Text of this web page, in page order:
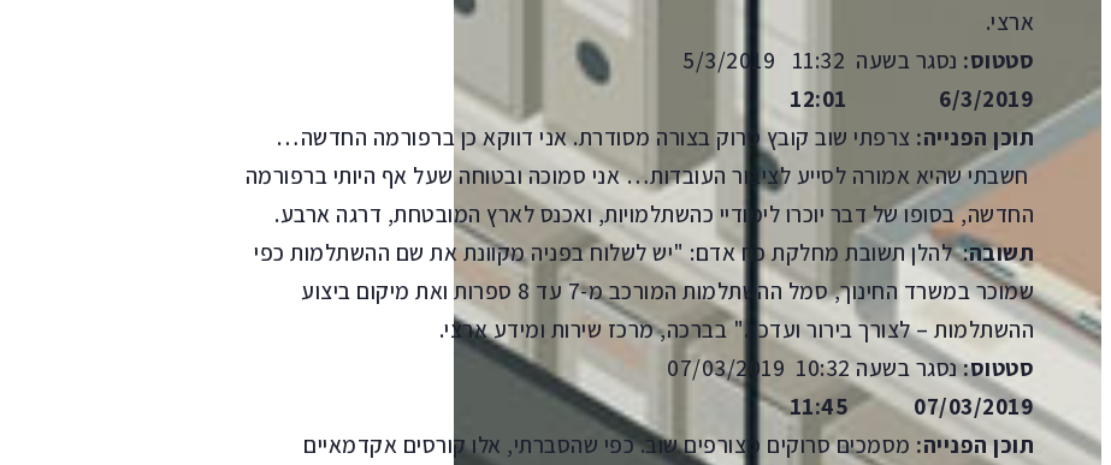
ארצי.
סטטוס: נסגר בשעה 11:32 5/3/2019
6/3/2019 12:01
תוכן הפנייה: צרפתי שוב קובץ סרוק בצורה מסודרת. אני דווקא כן ברפורמה החדשה…
חשבתי שהיא אמורה לסייע לציבור העובדות… אני סמוכה ובטוחה שעל אף היותי ברפורמה
החדשה, בסופו של דבר יוכרו לימודיי כהשתלמויות, ואכנס לארץ המובטחת, דרגה ארבע.
תשובה: להלן תשובת מחלקת כח אדם: "יש לשלוח בפניה מקוונת את שם ההשתלמות כפי
שמוכר במשרד החינוך, סמל ההשתלמות המורכב מ-7 עד 8 ספרות ואת מיקום ביצוע
ההשתלמות – לצורך בירור ועדכון." בברכה, מרכז שירות ומידע ארצי.
סטטוס:נסגר בשעה 10:32 07/03/2019
07/03/2019 11:45
תוכן הפנייה: מסמכים סרוקים מצורפים שוב. כפי שהסברתי, אלו קורסים אקדמאיים